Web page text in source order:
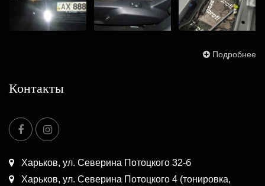
Подробнее
Контакты
Харьков, ул. Северина Потоцкого 32-б
Харьков, ул. Северина Потоцкого 4 (тонировка,